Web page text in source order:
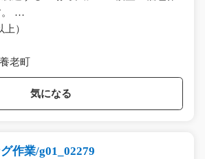
。 …
）
老町
気になる
作業/g01_02279